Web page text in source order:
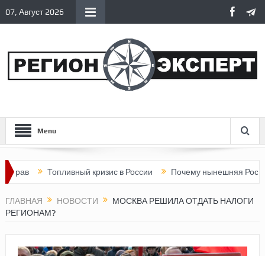
07, Август 2026
Menu
Топливный кризис в России Почему нынешняя Россия стала
ГЛАВНАЯ НОВОСТИ
МОСКВА РЕШИЛА ОТДАТЬ НАЛОГИ
РЕГИОНАМ?